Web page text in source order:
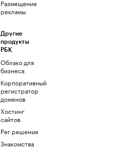
Размещение
рекламы
Другие
продукты
РБК
Облако для
бизнеса
Корпоративный
регистратор
доменов
Хостинг
сайтов
Рег.решения
Знакомства